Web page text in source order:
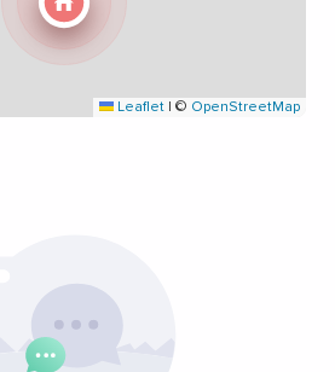
Leaflet | © OpenStreetMap